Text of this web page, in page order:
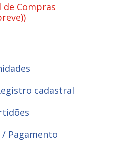
de Compras
cadastral
Pagamento